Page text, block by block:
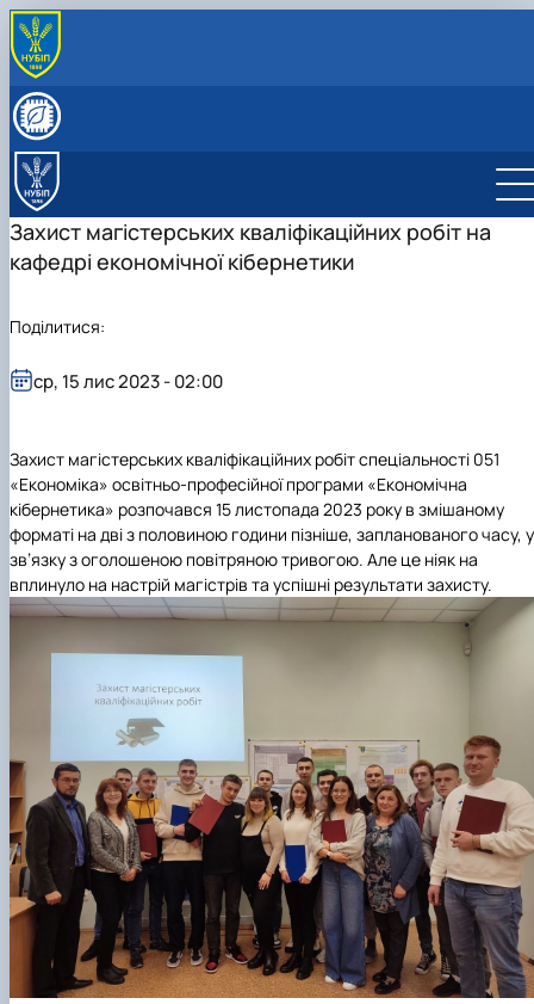
ПРО КАФЕДРУ
«Хто є хто» з кібернетиків в НУБіП України
Освітні програми
Освітні програми
Обговорення освітніх програм
НАУКОВА ДІЯЛЬНІСТЬ
Гурток Кібертонус
Аспірантура
Наукова робота студентів
МІЖНАРОДНА ДІЯЛЬНІСТЬ
НАШІ ОСВІТНІ ПРОГРАМИ
Освітня програма "Економічна кібернетика"
АБІТУРІЄНТУ
Захист магістерських кваліфікаційних робіт на
кафедрі економічної кібернетики
Захист магістерських кваліфікаційних робіт спеціальності 051
«Економіка» освітньо-професійної програми «Економічна
кібернетика» розпочався 15 листопада 2023 року в змішаному
форматі на дві з половиною години пізніше, запланованого часу, у
зв’язку з оголошеною повітряною тривогою. Але це ніяк на
вплинуло на настрій магістрів та успішні результати захисту.
ср, 15 лис 2023 - 02:00
Поділитися: